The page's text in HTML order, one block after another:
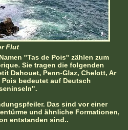
Flut
"Tas de Pois" zählen zum
Sie tragen die folgenden
Dahouet, Penn-Glaz, Chelott, Ar
bedeutet auf Deutsch
Das sind vor einer
und ähnliche Formationen,
entstanden sind..